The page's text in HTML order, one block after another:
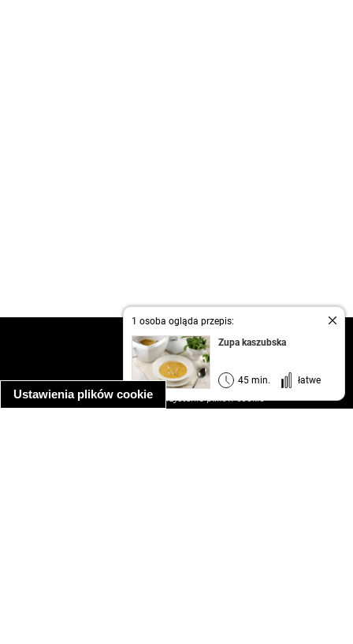
Ustawienia plików cookie
1 osoba ogląda przepis:
Zupa kaszubska
45 min. łatwe
kontakt
regulamin
informacja o prywatności
informacja o wykorzystaniu plików cookie